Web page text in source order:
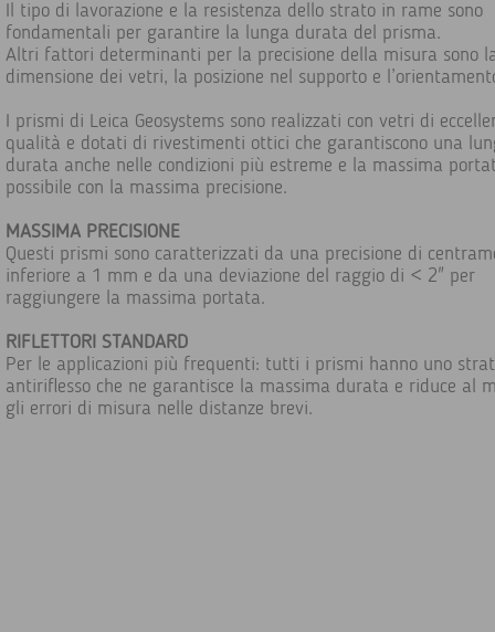
Il tipo di lavorazione e la resistenza dello strato in rame sono
fondamentali per garantire la lunga durata del prisma.
Altri fattori determinanti per la precisione della misura sono
dimensione dei vetri, la posizione nel supporto e
I prismi di Leica Geosystems sono realizzati con vetri di
qualità e dotati di rivestimenti ottici che garantiscono una
durata anche nelle condizioni più estreme e la massima
possibile con la massima precisione.
MASSIMA PRECISIONE
Questi prismi sono caratterizzati da una precisione di
inferiore a 1 mm e da una deviazione del raggio di < 2" per
raggiungere la massima portata.
RIFLETTORI STANDARD
Per le applicazioni più frequenti: tutti i prismi hanno uno
antiriflesso che ne garantisce la massima durata e riduce al
gli errori di misura nelle distanze brevi.